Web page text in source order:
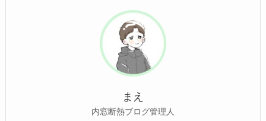
まえ
内窓断熱ブログ管理人